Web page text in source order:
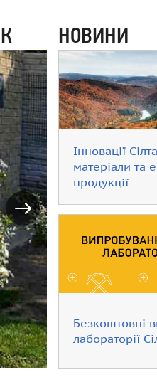
14 фото в
НОВИНИ
Інновації
матеріали та
продукції
Безкоштовні
лабораторії